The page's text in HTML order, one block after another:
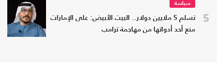
5
سياسة
تسلم 5 ملايين دولار.. البيت الأبيض: على الإمارات
منع أحد أدواتها من مهاجمة ترامب